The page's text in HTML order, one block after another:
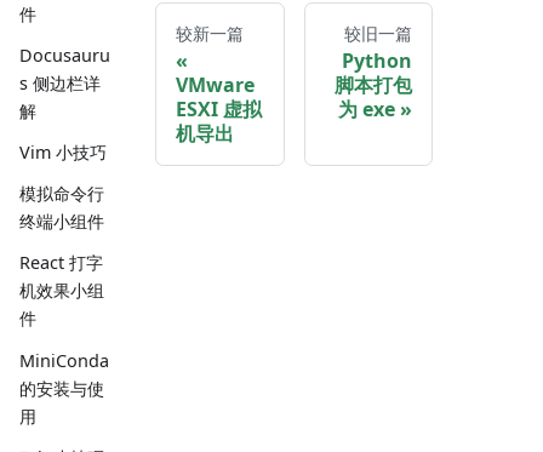
件
Docusauru
s 侧边栏详
解
Vim 小技巧
模拟命令行
终端小组件
React 打字
机效果小组
件
MiniConda
的安装与使
用
较新一篇
VMware
ESXI 虚拟
机导出
较旧一篇
Python
脚本打包
为 exe